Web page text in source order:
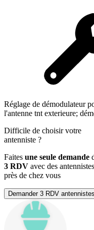
Réglage de démodulateur
l'antenne tnt exterieure;
Difficile de choisir votre
antenniste ?
Faites une seule demande
3 RDV avec des
près de chez vous
Demander 3 RDV antennistes